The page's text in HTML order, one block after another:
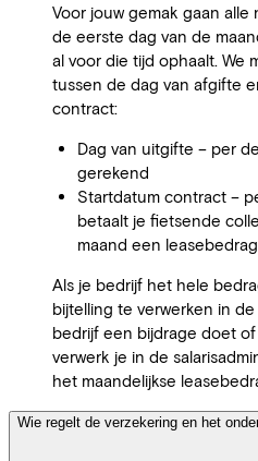
Voor jouw gemak gaan
de eerste dag van de
al voor die tijd ophaalt. We
tussen de dag van afgifte
contract:
Dag van uitgifte – per
gerekend
Startdatum contract –
betaalt je fietsende
maand een leasebedrag
Als je bedrijf het hele
bijtelling te verwerken in de
bedrijf een bijdrage doet
verwerk je in de
het maandelijkse
Wie regelt de verzekering en het